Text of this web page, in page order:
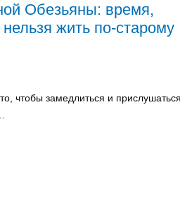
Обезьяны: время,
жить по-старому
чтобы замедлиться и прислушаться